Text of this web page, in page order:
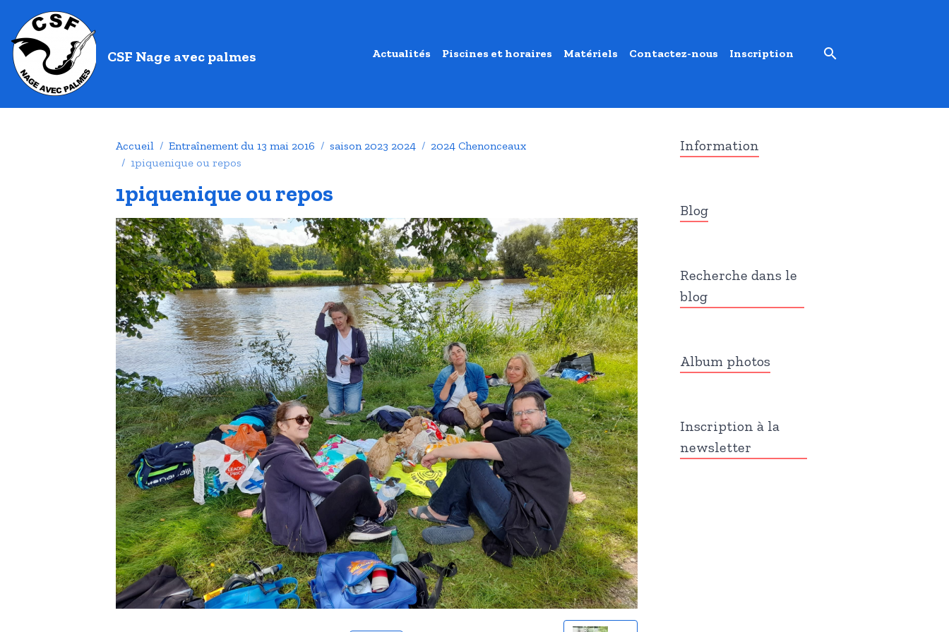
CSF Nage avec palmes Actualités Piscines et horaires Matériels Contactez-nous Inscription
Accueil Entraînement du 13 mai 2016 saison 2023 2024
2024 Chenonceaux
1piquenique ou repos
1piquenique ou repos
Information
Blog
Recherche dans le
blog
Album photos
Inscription à la
newsletter